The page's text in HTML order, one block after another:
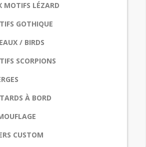
MOTIFS LÉZARD
GOTHIQUE
/ BIRDS
SCORPIONS
À BORD
CUSTOM